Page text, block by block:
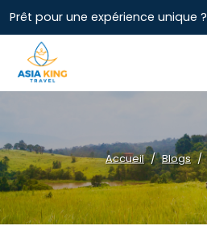
Prêt pour une expérience unique ?
Accueil Blogs